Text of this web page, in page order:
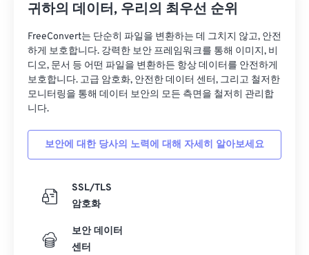
귀하의 데이터, 우리의 최우선 순위
FreeConvert는 단순히 파일을 변환하는 데 그치지 않고, 안전
하게 보호합니다. 강력한 보안 프레임워크를 통해 이미지, 비
디오, 문서 등 어떤 파일을 변환하든 항상 데이터를 안전하게
보호합니다. 고급 암호화, 안전한 데이터 센터, 그리고 철저한
모니터링을 통해 데이터 보안의 모든 측면을 철저히 관리합
니다.
보안에 대한 당사의 노력에 대해 자세히 알아보세요
SSL/TLS
암호화
보안 데이터
센터